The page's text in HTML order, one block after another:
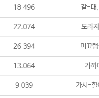
18.496 갈-대
22.074 도라
26.394 미끄
13.064 가까
9.039 가시-할